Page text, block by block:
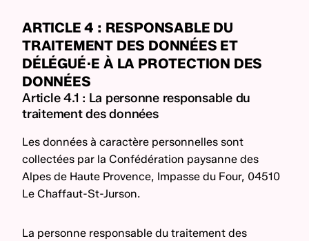
ARTICLE 4 : RESPONSABLE DU
TRAITEMENT DES DONNÉES ET
DÉLÉGUÉ·E À LA PROTECTION DES
DONNÉES
Article 4.1 : La personne responsable du
traitement des données
Les données à caractère personnelles sont
collectées par la Confédération paysanne des
Alpes de Haute Provence, Impasse du Four, 04510
Le Chaffaut-St-Jurson.
La personne responsable du traitement des